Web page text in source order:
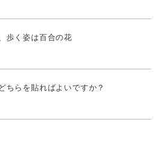
歩く姿は百合の花
ちらを貼ればよいですか？